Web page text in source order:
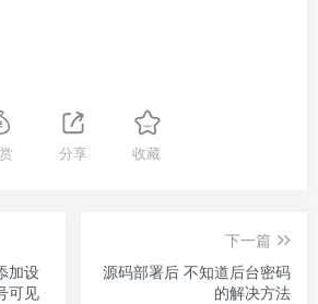
分享 收藏
加设
可见
下一篇
源码部署后 不知道后台密码
的解决方法